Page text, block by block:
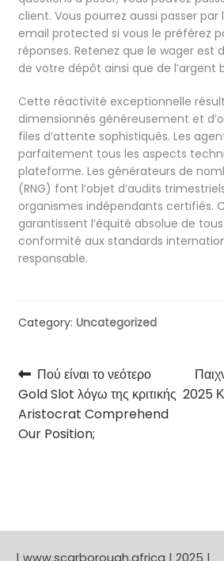
client. Vous pourrez aussi passer par
email protected si vous le préférez
réponses. Retenez que le wager est
de votre dépôt ainsi que de l’argent
Cette réactivité exceptionnelle
dimensionnés généreusement et
files d’attente sophistiqués. Les
parfaitement tous les aspects
plateforme. Les générateurs de
(RNG) font l’objet d’audits
organismes indépendants certifiés.
garantissent l’équité absolue de
conformité aux standards
responsable.
Category: Uncategorized
Post
navigation
Previous
post:
Πού είναι το νεότερο
Gold Slot λόγω της κριτικής
Aristocrat Comprehend
Our Position;
Next
2025